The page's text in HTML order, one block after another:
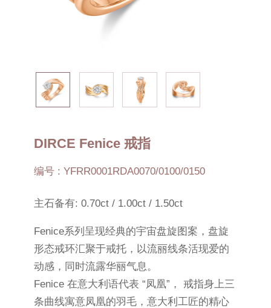
DIRCE Fenice 戒指
编号 : YFRR0001RDA0070/0100/0150
主石备有: 0.70ct / 1.00ct / 1.50ct
Fenice系列呈现经典的宇宙盘旋图案，盘旋
形态戒环汇聚于戒托，以流丽线条活现爱的
动感，同时流露华丽气息。
Fenice 在意大利语代表 “凤凰”， 戒指身上三
条曲线寓意凤凰的羽毛，意大利工匠的精心